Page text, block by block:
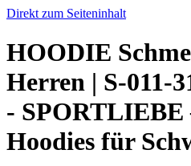
Direkt zum Seiteninhalt
HOODIE
Herren | S-011-
-
Hoodies für